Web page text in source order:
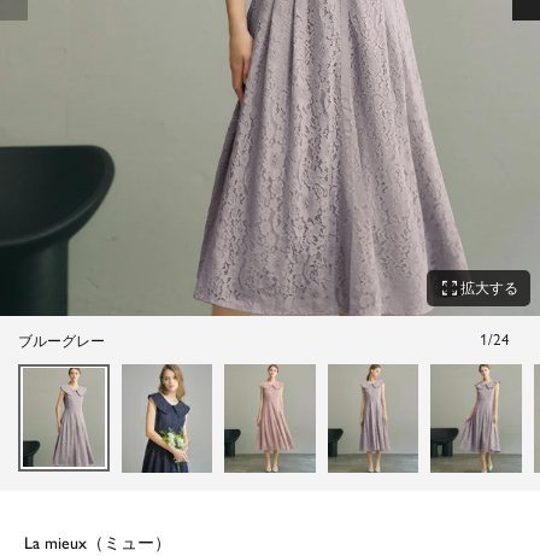
zoom_out_map 拡大する
ブルーグレー 1/24
La mieux（ミュー）